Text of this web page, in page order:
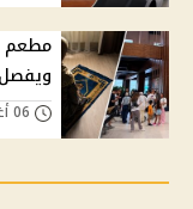
مطعم